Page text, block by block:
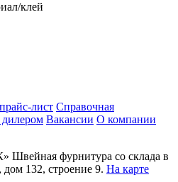
клей
лист Справочная
дилером Вакансии О компании
Швейная фурнитура со склада в
132, строение 9. На карте